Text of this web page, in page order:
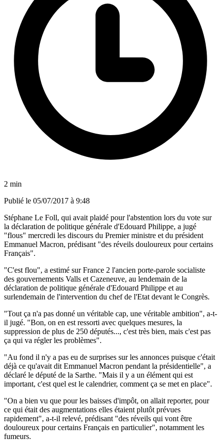
2 min
Publié le 05/07/2017 à 9:48
Stéphane Le Foll, qui avait plaidé pour l'abstention lors du vote sur
la déclaration de politique générale d'Edouard Philippe, a jugé
"flous" mercredi les discours du Premier ministre et du président
Emmanuel Macron, prédisant "des réveils douloureux pour certains
Français".
"C'est flou", a estimé sur France 2 l'ancien porte-parole socialiste
des gouvernements Valls et Cazeneuve, au lendemain de la
déclaration de politique générale d'Edouard Philippe et au
surlendemain de l'intervention du chef de l'Etat devant le Congrès.
"Tout ça n'a pas donné un véritable cap, une véritable ambition", a-t-
il jugé. "Bon, on en est ressorti avec quelques mesures, la
suppression de plus de 250 députés..., c'est très bien, mais c'est pas
ça qui va régler les problèmes".
"Au fond il n'y a pas eu de surprises sur les annonces puisque c'était
déjà ce qu'avait dit Emmanuel Macron pendant la présidentielle", a
déclaré le député de la Sarthe. "Mais il y a un élément qui est
important, c'est quel est le calendrier, comment ça se met en place".
"On a bien vu que pour les baisses d'impôt, on allait reporter, pour
ce qui était des augmentations elles étaient plutôt prévues
rapidement", a-t-il relevé, prédisant "des réveils qui vont être
douloureux pour certains Français en particulier", notamment les
fumeurs.